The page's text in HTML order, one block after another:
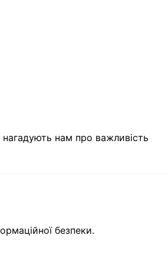
нагадують нам про важливість
безпеки.